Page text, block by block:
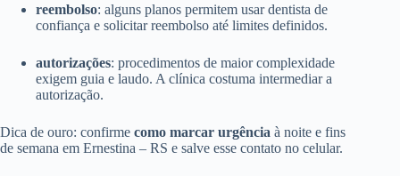
reembolso: alguns planos permitem usar dentista de
confiança e solicitar reembolso até limites definidos.
autorizações: procedimentos de maior complexidade
exigem guia e laudo. A clínica costuma intermediar a
autorização.
Dica de ouro: confirme como marcar urgência à noite e fins
de semana em Ernestina – RS e salve esse contato no celular.